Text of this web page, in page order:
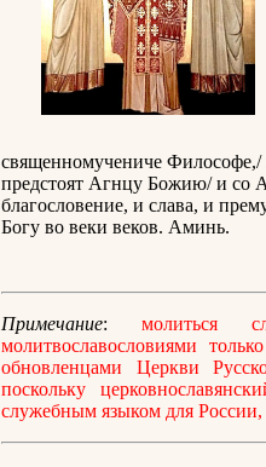
священномучениче Философе,/
предстоят Агнцу Божию/ и со
благословение, и слава, и
Богу во веки веков. Аминь.
Примечание: молиться
молитвославословиями
обновленцами Церкви
поскольку
служебным языком для